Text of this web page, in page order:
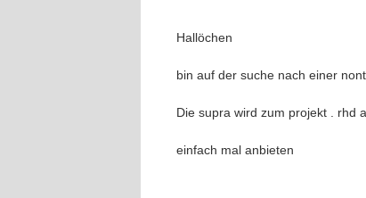
Hallöchen
bin auf der suche nach einer
Die supra wird zum projekt . rhd
einfach mal anbieten